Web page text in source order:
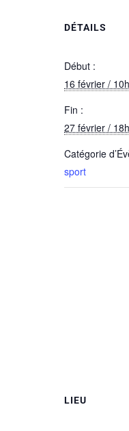
DÉTAILS
Début :
16 février /
Fin :
27 février /
Catégorie
sport
LIEU